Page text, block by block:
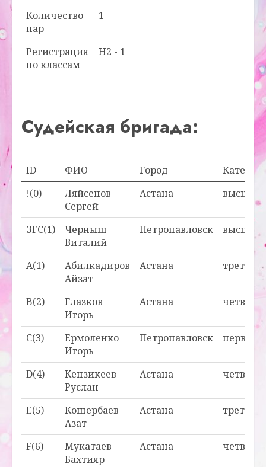
Количество
пар
1
Регистрация
по классам
H2 - 1
Судейская бригада:
ID ФИО Город
!(0)
Ляйсенов
Сергей
Астана высшая
ЗГС(1)
Черныш
Виталий
Петропавловск высшая
A(1)
Абилкадиров
Айзат
Астана третья
B(2)
Глазков
Игорь
Астана
C(3)
Ермоленко
Игорь
Петропавловск первая
D(4)
Кензикеев
Руслан
Астана
E(5)
Кошербаев
Азат
Астана третья
F(6)
Мукатаев
Бахтияр
Астана